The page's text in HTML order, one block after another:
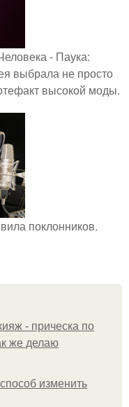
- Паука:
выбрала не просто
высокой моды.
поклонников.
- прическа по
же делаю
изменить